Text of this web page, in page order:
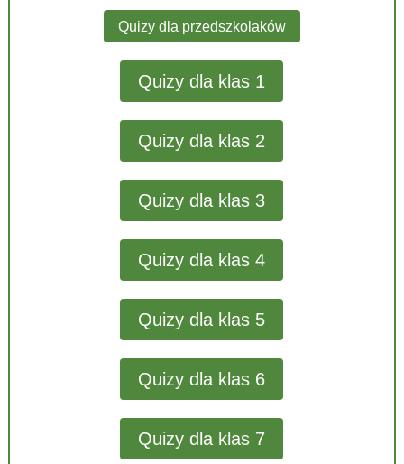
Quizy dla przedszkolaków
Quizy dla klas 1
Quizy dla klas 2
Quizy dla klas 3
Quizy dla klas 4
Quizy dla klas 5
Quizy dla klas 6
Quizy dla klas 7